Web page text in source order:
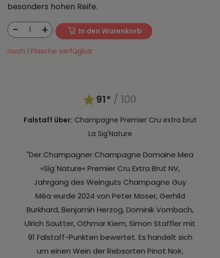
besonders hohen Reife.
- 1 + In den Warenkorb
noch 1 Flasche verfügbar
91* / 100
Falstaff über: Champagne Premier Cru extra brut
La Sig'Nature
"Der Champagner Champagne Domaine Mea
»Sig´Nature« Premier Cru Extra Brut NV,
Jahrgang des Weinguts Champagne Guy
Méa wurde 2024 von Peter Moser, Gerhild
Burkhard, Benjamin Herzog, Dominik Vombach,
Ulrich Sautter, Othmar Kiem, Simon Staffler mit
91 Falstaff-Punkten bewertet. Es handelt sich
um einen Wein der Rebsorten Pinot Noir,